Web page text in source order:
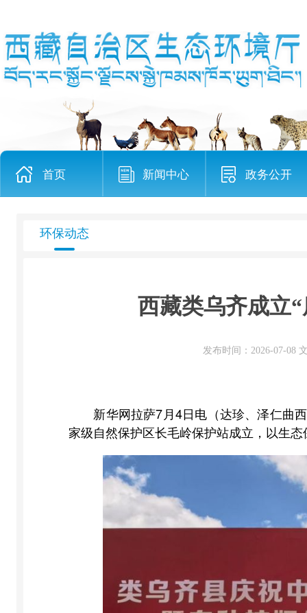
首页 新闻中心 政务公开
环保动态
西藏类乌齐成立
发布时间：2026-07-08
新华网拉萨7月4日电（达珍、泽仁曲西
家级自然保护区长毛岭保护站成立，以生